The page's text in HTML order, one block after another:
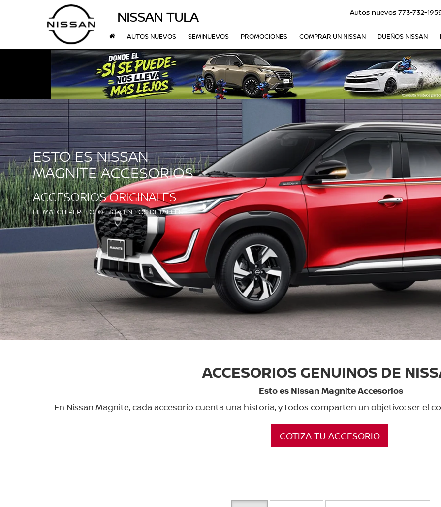
NISSAN TULA Autos nuevos 773-732-
AUTOS NUEVOS SEMINUEVOS PROMOCIONES COMPRAR UN NISSAN DUEÑOS NISSAN
ESTO ES NISSAN
MAGNITE ACCESORIOS
ACCESORIOS ORIGINALES
EL MATCH PERFECTO ESTÁ EN LOS DETALLES.
ACCESORIOS GENUINOS DE
Esto es Nissan Magnite Accesorios
En Nissan Magnite, cada accesorio cuenta una historia, y todos comparten un objetivo: ser el
COTIZA TU ACCESORIO